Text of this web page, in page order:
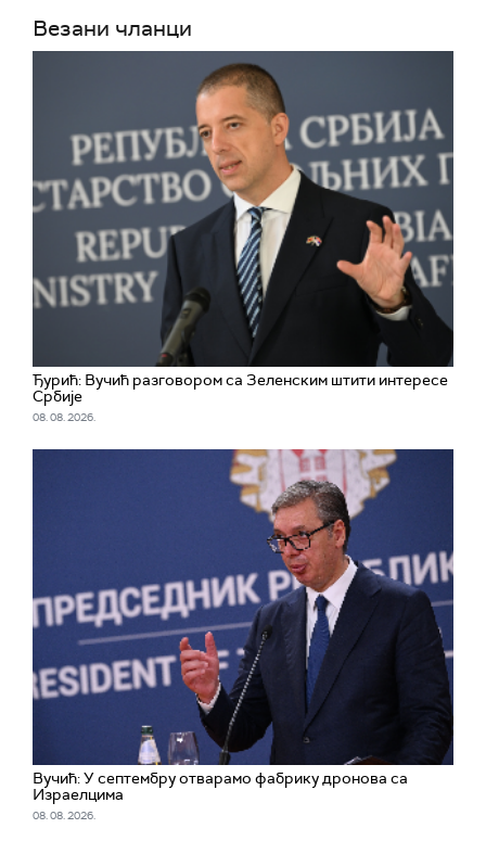
Везани чланци
Ђурић: Вучић разговором са Зеленским штити интересе
Србије
08. 08. 2026.
Вучић: У септембру отварамо фабрику дронова са
Израелцима
08. 08. 2026.